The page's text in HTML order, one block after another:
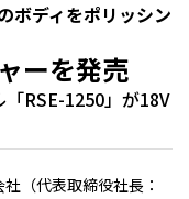
ボディをポリッシン
ーを発売
RSE-1250」が18V
（代表取締役社長：